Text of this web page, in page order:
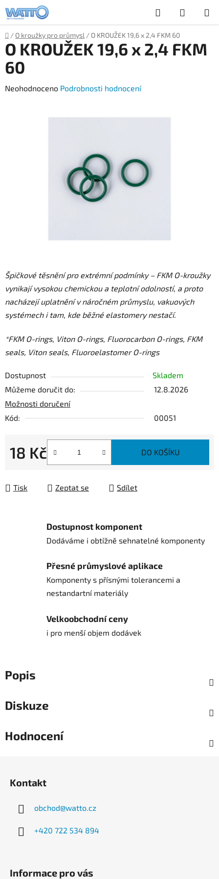
na
obsah
Hledat
KOŠÍK
Domů
/ O kroužky pro průmysl / O KROUŽEK 19,6 x 2,4 FKM 60
Špičkové těsnění pro extrémní podmínky – FKM O-kroužky
vynikají vysokou chemickou a teplotní odolností, a proto
nacházejí uplatnění v náročném průmyslu, vakuových
systémech i tam, kde běžné elastomery nestačí.
*FKM O-rings, Viton O-rings, Fluorocarbon O-rings, FKM
seals, Viton seals, Fluoroelastomer O-rings
Dostupnost
Skladem
Můžeme doručit do:
12.8.2026
Možnosti doručení
Kód:
00051
18 Kč
Měrná cena:
DO KOŠÍKU
Tisk Zeptat se Sdílet
O KROUŽEK 19,6 x 2,4 FKM
60
Průměrné
Neohodnoceno Podrobnosti hodnocení
Dostupnost komponent
Dodáváme i obtížně sehnatelné komponenty
Přesné průmyslové aplikace
Komponenty s přísnými tolerancemi a
nestandartní materiály
Velkoobchodní ceny
i pro menší objem dodávek
Popis
Diskuze
Hodnocení
Kontakt
obchod@watto.cz
+420 722 534 894
Informace pro vás